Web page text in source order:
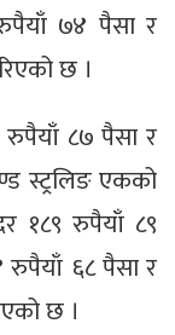
७४ पैसा र
छ ।
रुपैयाँ ८७ पैसा र
स्ट्रलिङ एकको
१८९ रुपैयाँ ८९
रुपैयाँ ६८ पैसा र
छ ।